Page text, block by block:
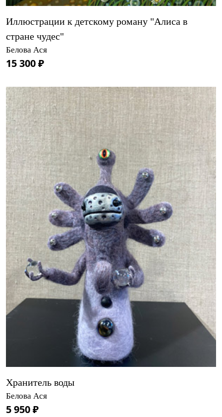
Иллюстрации к детскому роману "Алиса в
стране чудес"
Белова Ася
15 300 ₽
Хранитель воды
Белова Ася
5 950 ₽